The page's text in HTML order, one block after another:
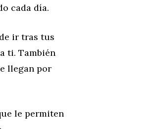
cada día.
ir tras tus
ti. También
llegan por
le permiten